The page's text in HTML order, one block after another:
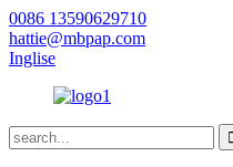
0086 13590629710
hattie@mbpap.com
Inglise